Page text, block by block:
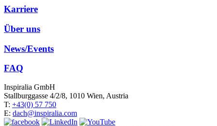
Karriere
Über uns
News/Events
FAQ
Inspiralia GmbH
Stallburggasse 4/2/8, 1010 Wien, Austria
T: +43(0) 57 750
E: dach@inspiralia.com